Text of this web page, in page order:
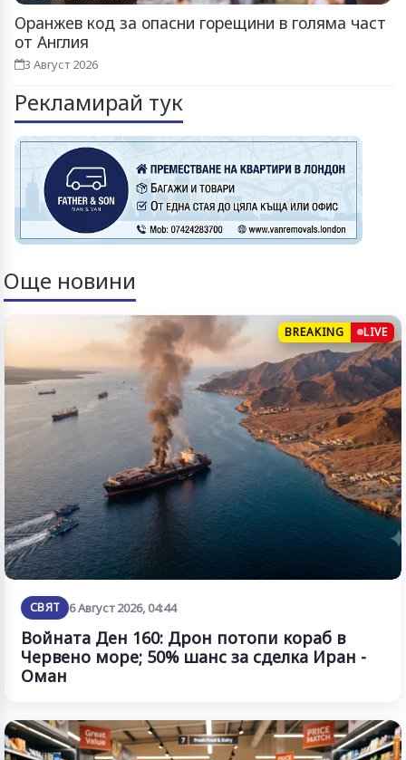
Оранжев код за опасни горещини в голяма част
от Англия
3 Август 2026
Рекламирай тук
Още новини
BREAKING LIVE
СВЯТ 6 Август 2026, 04:44
Войната Ден 160: Дрон потопи кораб в
Червено море; 50% шанс за сделка Иран -
Оман